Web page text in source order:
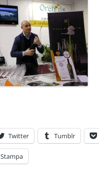
Twitter Tumblr
Stampa